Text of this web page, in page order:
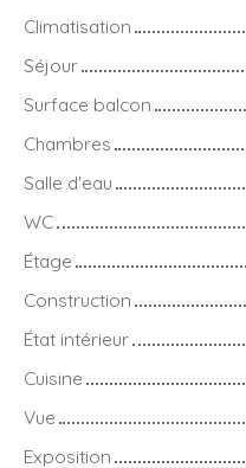
Climatisation
Séjour
Surface balcon
Chambres
Salle d'eau
WC
Étage
Construction
État intérieur
Cuisine
Vue
Exposition